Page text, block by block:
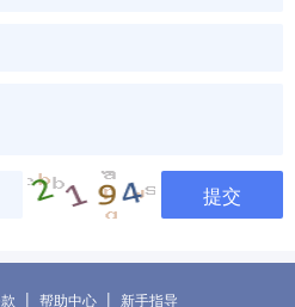
提交
| 帮助中心 | 新手指导